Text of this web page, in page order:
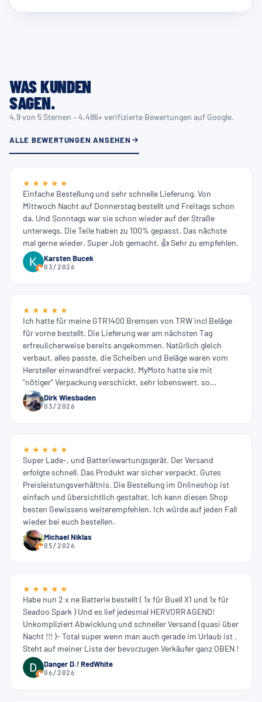
WAS KUNDEN
SAGEN.
4,9 von 5 Sternen – 4.486+ verifizierte Bewertungen auf Google.
ALLE BEWERTUNGEN ANSEHEN
★ ★ ★ ★ ★
Einfache Bestellung und sehr schnelle Lieferung. Von
Mittwoch Nacht auf Donnerstag bestellt und Freitags schon
da. Und Sonntags war sie schon wieder auf der Straße
unterwegs. Die Teile haben zu 100% gepasst. Das nächste
mal gerne wieder. Super Job gemacht. 👍 Sehr zu empfehlen.
Karsten Bucek
03/2026
★ ★ ★ ★ ★
Ich hatte für meine GTR1400 Bremsen von TRW incl Beläge
für vorne bestellt. Die Lieferung war am nächsten Tag
erfreulicherweise bereits angekommen. Natürlich gleich
verbaut, alles passte, die Scheiben und Beläge waren vom
Hersteller einwandfrei verpackt. MyMoto hatte sie mit
"nötiger" Verpackung verschickt, sehr lobenswert, so
entstand kein unnötiger Verpackungsmüll. Die Webseite ist
einfach zu bedienen, hab mich direkt zurechtgefunden. Der
Dirk Wiesbaden
03/2026
★ ★ ★ ★ ★
Super Lade-, und Batteriewartungsgerät. Der Versand
erfolgte schnell. Das Produkt war sicher verpackt. Gutes
Preisleistungsverhältnis. Die Bestellung im Onlineshop ist
einfach und übersichtlich gestaltet. Ich kann diesen Shop
besten Gewissens weiterempfehlen. Ich würde auf jeden Fall
wieder bei euch bestellen.
Michael Niklas
05/2026
★ ★ ★ ★ ★
Habe nun 2 x ne Batterie bestellt ( 1x für Buell X1 und 1x für
Seadoo Spark ) Und es lief jedesmal HERVORRAGEND!
Unkompliziert Abwicklung und schneller Versand (quasi über
Nacht !!! )- Total super wenn man auch gerade im Urlaub ist .
Steht auf meiner Liste der bevorzugen Verkäufer ganz OBEN !
Danger D.! RedWhite
06/2026